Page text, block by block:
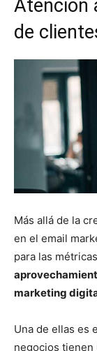
Atención
de
Más allá de la
en el email
para las
marketing
Una de ellas es
negocios tienen